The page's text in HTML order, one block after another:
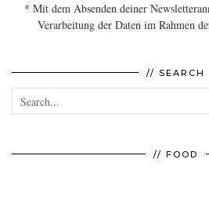
* Mit dem Absenden deiner
Verarbeitung der Daten im Rahmen
// SEARCH
// FOOD